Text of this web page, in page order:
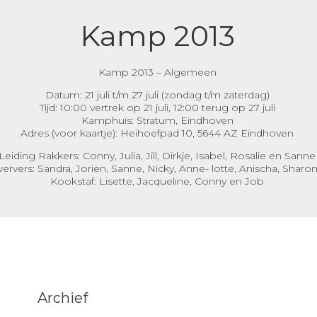
Kamp 2013
Kamp 2013 – Algemeen
Datum: 21 juli t/m 27 juli (zondag t/m zaterdag)
Tijd: 10:00 vertrek op 21 juli, 12:00 terug op 27 juli
Kamphuis: Stratum, Eindhoven
Adres (voor kaartje): Heihoefpad 10, 5644 AZ Eindhoven
Leiding Rakkers: Conny, Julia, Jill, Dirkje, Isabel, Rosalie en Sanne
Sandra, Jorien, Sanne, Nicky, Anne- lotte, Anischa,
Kookstaf: Lisette, Jacqueline, Conny en Job
Archief